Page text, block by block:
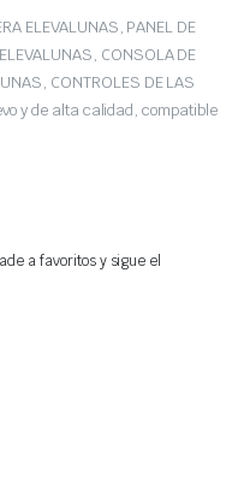
ELEVALUNAS, PANEL DE
CONSOLA DE
CONTROLES DE LAS
y de alta calidad, compatible
a favoritos y sigue el